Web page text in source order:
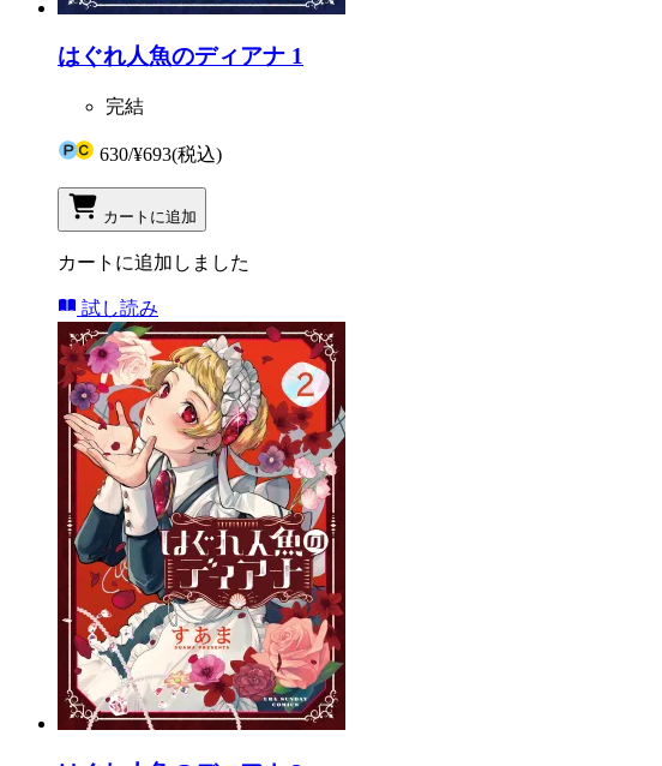
はぐれ人魚のディアナ 1
完結
630/¥693(税込)
カートに追加
カートに追加しました
試し読み